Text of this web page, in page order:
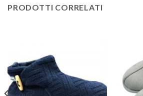
PRODOTTI CORRELATI